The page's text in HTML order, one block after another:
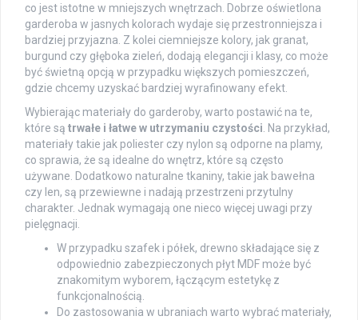
co jest istotne w mniejszych wnętrzach. Dobrze oświetlona
garderoba w jasnych kolorach wydaje się przestronniejsza i
bardziej przyjazna. Z kolei ciemniejsze kolory, jak granat,
burgund czy głęboka zieleń, dodają elegancji i klasy, co może
być świetną opcją w przypadku większych pomieszczeń,
gdzie chcemy uzyskać bardziej wyrafinowany efekt.
Wybierając materiały do garderoby, warto postawić na te,
które są trwałe i łatwe w utrzymaniu czystości. Na przykład,
materiały takie jak poliester czy nylon są odporne na plamy,
co sprawia, że są idealne do wnętrz, które są często
używane. Dodatkowo naturalne tkaniny, takie jak bawełna
czy len, są przewiewne i nadają przestrzeni przytulny
charakter. Jednak wymagają one nieco więcej uwagi przy
pielęgnacji.
W przypadku szafek i półek, drewno składające się z
odpowiednio zabezpieczonych płyt MDF może być
znakomitym wyborem, łączącym estetykę z
funkcjonalnością.
Do zastosowania w ubraniach warto wybrać materiały,